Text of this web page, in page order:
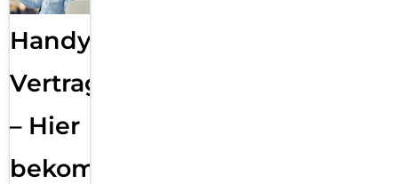
Handy
Vertragsabwicklung
– Hier
bekommst